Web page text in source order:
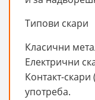
Типови скари
Класични
Електрични
Контакт-
употреба.